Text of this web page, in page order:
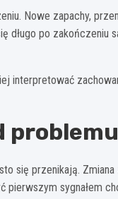
Nowe zapachy,
po zakończeniu
interpretować
się przenikają.
sygnałem